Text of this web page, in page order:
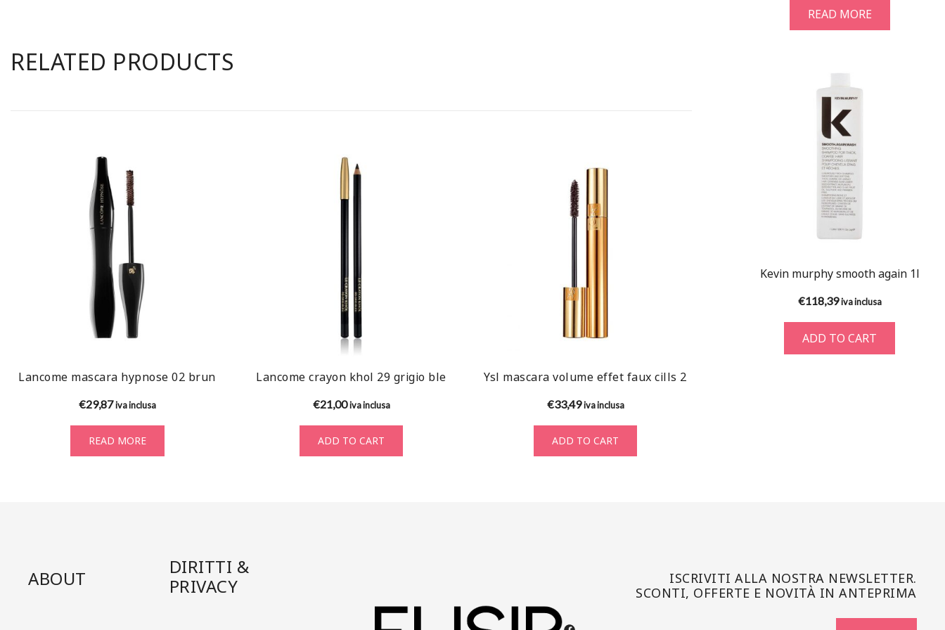
RELATED PRODUCTS
Lancome mascara hypnose 02 brun
€29,87 iva inclusa
READ MORE
Lancome crayon khol 29 grigio ble
€21,00 iva inclusa
ADD TO CART
Ysl mascara volume effet faux cills 2
€33,49 iva inclusa
ADD TO CART
READ MORE
Kevin murphy smooth again 1l
€118,39 iva inclusa
ADD TO CART
ABOUT
DIRITTI &
PRIVACY
ISCRIVITI ALLA NOSTRA NEWSLETTER.
SCONTI, OFFERTE E NOVITÀ IN ANTEPRIMA